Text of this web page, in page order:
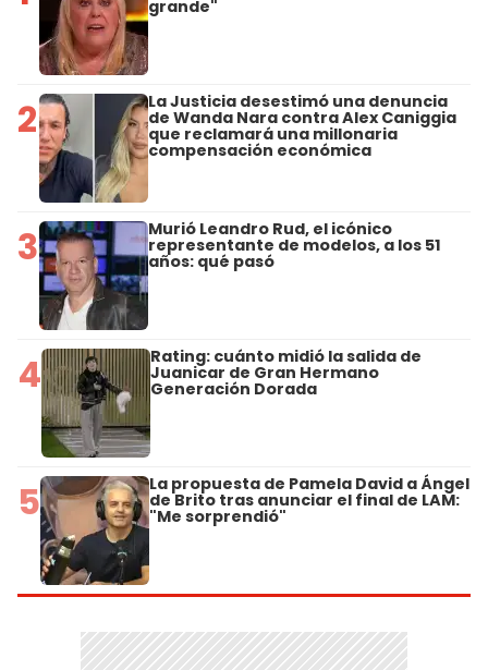
grande"
2 La Justicia desestimó una denuncia
de Wanda Nara contra Alex Caniggia
que reclamará una millonaria
compensación económica
3 Murió Leandro Rud, el icónico
representante de modelos, a los 51
años: qué pasó
4 Rating: cuánto midió la salida de
Juanicar de Gran Hermano
Generación Dorada
5 La propuesta de Pamela David a Ángel
de Brito tras anunciar el final de LAM:
"Me sorprendió"